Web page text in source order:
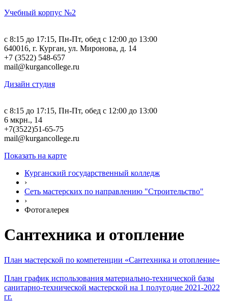
Учебный корпус №2
c 8:15 до 17:15, Пн-Пт, обед с 12:00 до 13:00
640016, г. Курган, ул. Миронова, д. 14
+7 (3522) 548-657
mail@kurgancollege.ru
Дизайн студия
c 8:15 до 17:15, Пн-Пт, обед с 12:00 до 13:00
6 мкрн., 14
+7(3522)51-65-75
mail@kurgancollege.ru
Показать на карте
Курганский государственный колледж
›
Сеть мастерских по направлению "Строительство"
›
Фотогалерея
Сантехника и отопление
План мастерской по компетенции «Сантехника и отопление»
План график использования материально-технической базы
санитарно-технической мастерской на 1 полугодие 2021-2022
гг.